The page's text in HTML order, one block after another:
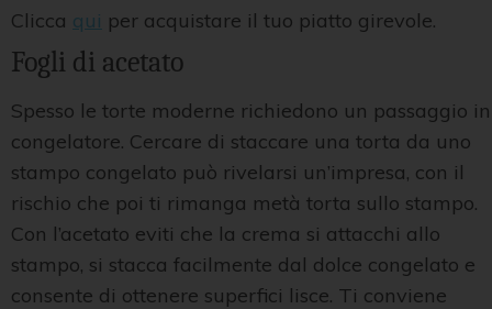
Clicca qui per acquistare il tuo piatto girevole.
Fogli di acetato
Spesso le torte moderne richiedono un passaggio in
congelatore. Cercare di staccare una torta da uno
stampo congelato può rivelarsi un’impresa, con il
rischio che poi ti rimanga metà torta sullo stampo.
Con l’acetato eviti che la crema si attacchi allo
stampo, si stacca facilmente dal dolce congelato e
consente di ottenere superfici lisce. Ti conviene